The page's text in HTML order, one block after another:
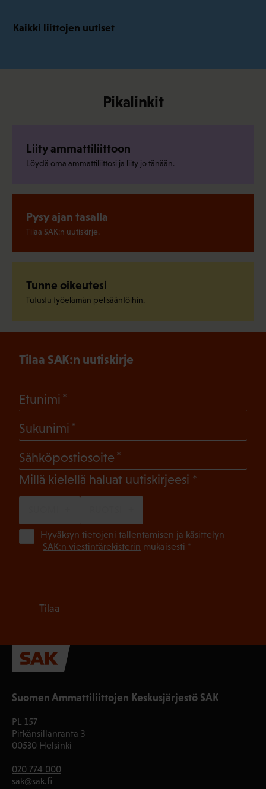
Kaikki liittojen uutiset
Pikalinkit
Liity ammattiliittoon
Löydä oma ammattiliittosi ja liity jo tänään.
Pysy ajan tasalla
Tilaa SAK:n uutiskirje.
Tunne oikeutesi
Tutustu työelämän pelisääntöihin.
Suomen Ammattiliittojen Keskusjärjestö SAK
PL 157
Pitkänsillanranta 3
00530 Helsinki
020 774 000
sak@sak.fi
Tilaa SAK:n uutiskirje
Etunimi
Sukunimi
Sähköpostiosoite
Millä kielellä haluat uutiskirjeesi (Pakollinen)
Hyväksyn tietojeni tallentamisen ja käsittelyn
SAK:n viestintärekisterin mukaisesti *
Tilaa